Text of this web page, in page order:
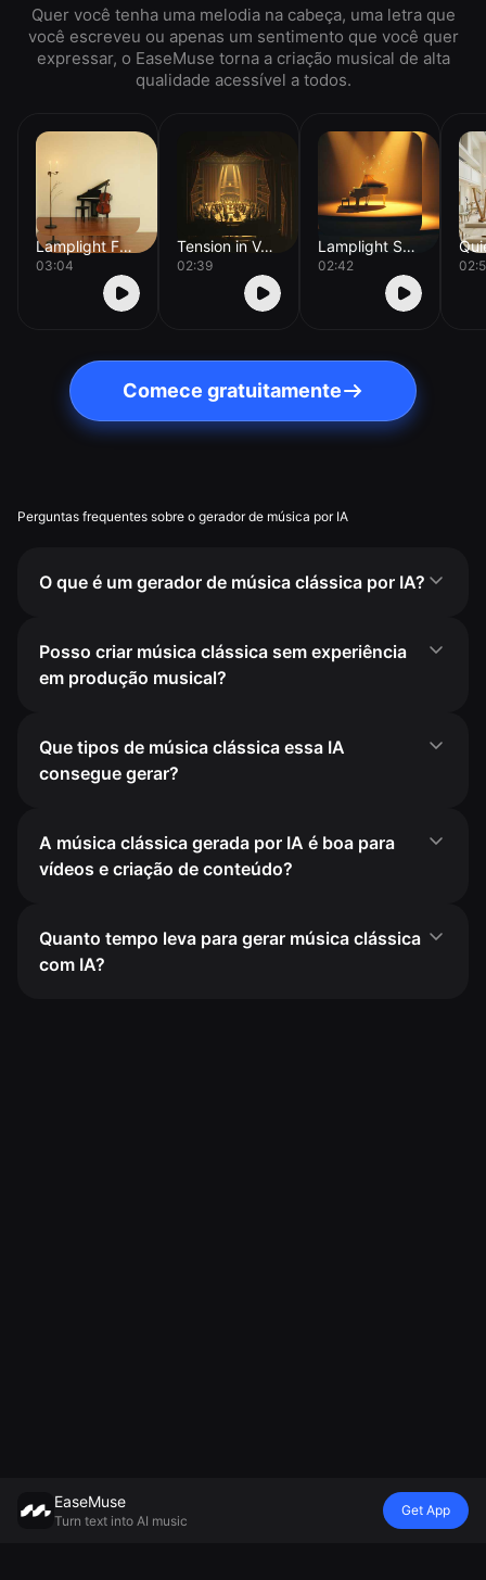
Quer você tenha uma melodia na cabeça, uma letra que
você escreveu ou apenas um sentimento que você quer
expressar, o EaseMuse torna a criação musical de alta
qualidade acessível a todos.
Lamplight Fugue
03:04
Tension in Velvet
02:39
Lamplight Sonata
02:42
Comece gratuitamente
Perguntas frequentes sobre o gerador de música por IA
O que é um gerador de música clássica por IA?
Posso criar música clássica sem experiência
em produção musical?
Que tipos de música clássica essa IA
consegue gerar?
A música clássica gerada por IA é boa para
vídeos e criação de conteúdo?
Quanto tempo leva para gerar música clássica
com IA?
EaseMuse
Turn text into AI music
Get App